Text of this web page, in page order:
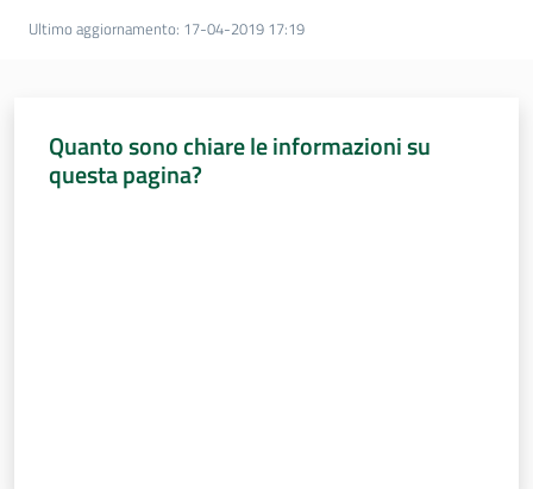
Ultimo aggiornamento: 17-04-2019 17:19
Quanto sono chiare le informazioni su
questa pagina?